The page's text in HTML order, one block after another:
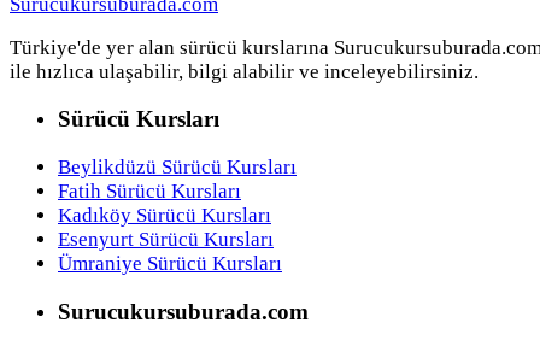
Türkiye'de yer alan sürücü kurslarına
ile hızlıca ulaşabilir, bilgi alabilir ve inceleyebilirsiniz.
Sürücü Kursları
Beylikdüzü Sürücü Kursları
Fatih Sürücü Kursları
Kadıköy Sürücü Kursları
Esenyurt Sürücü Kursları
Ümraniye Sürücü Kursları
Surucukursuburada.com